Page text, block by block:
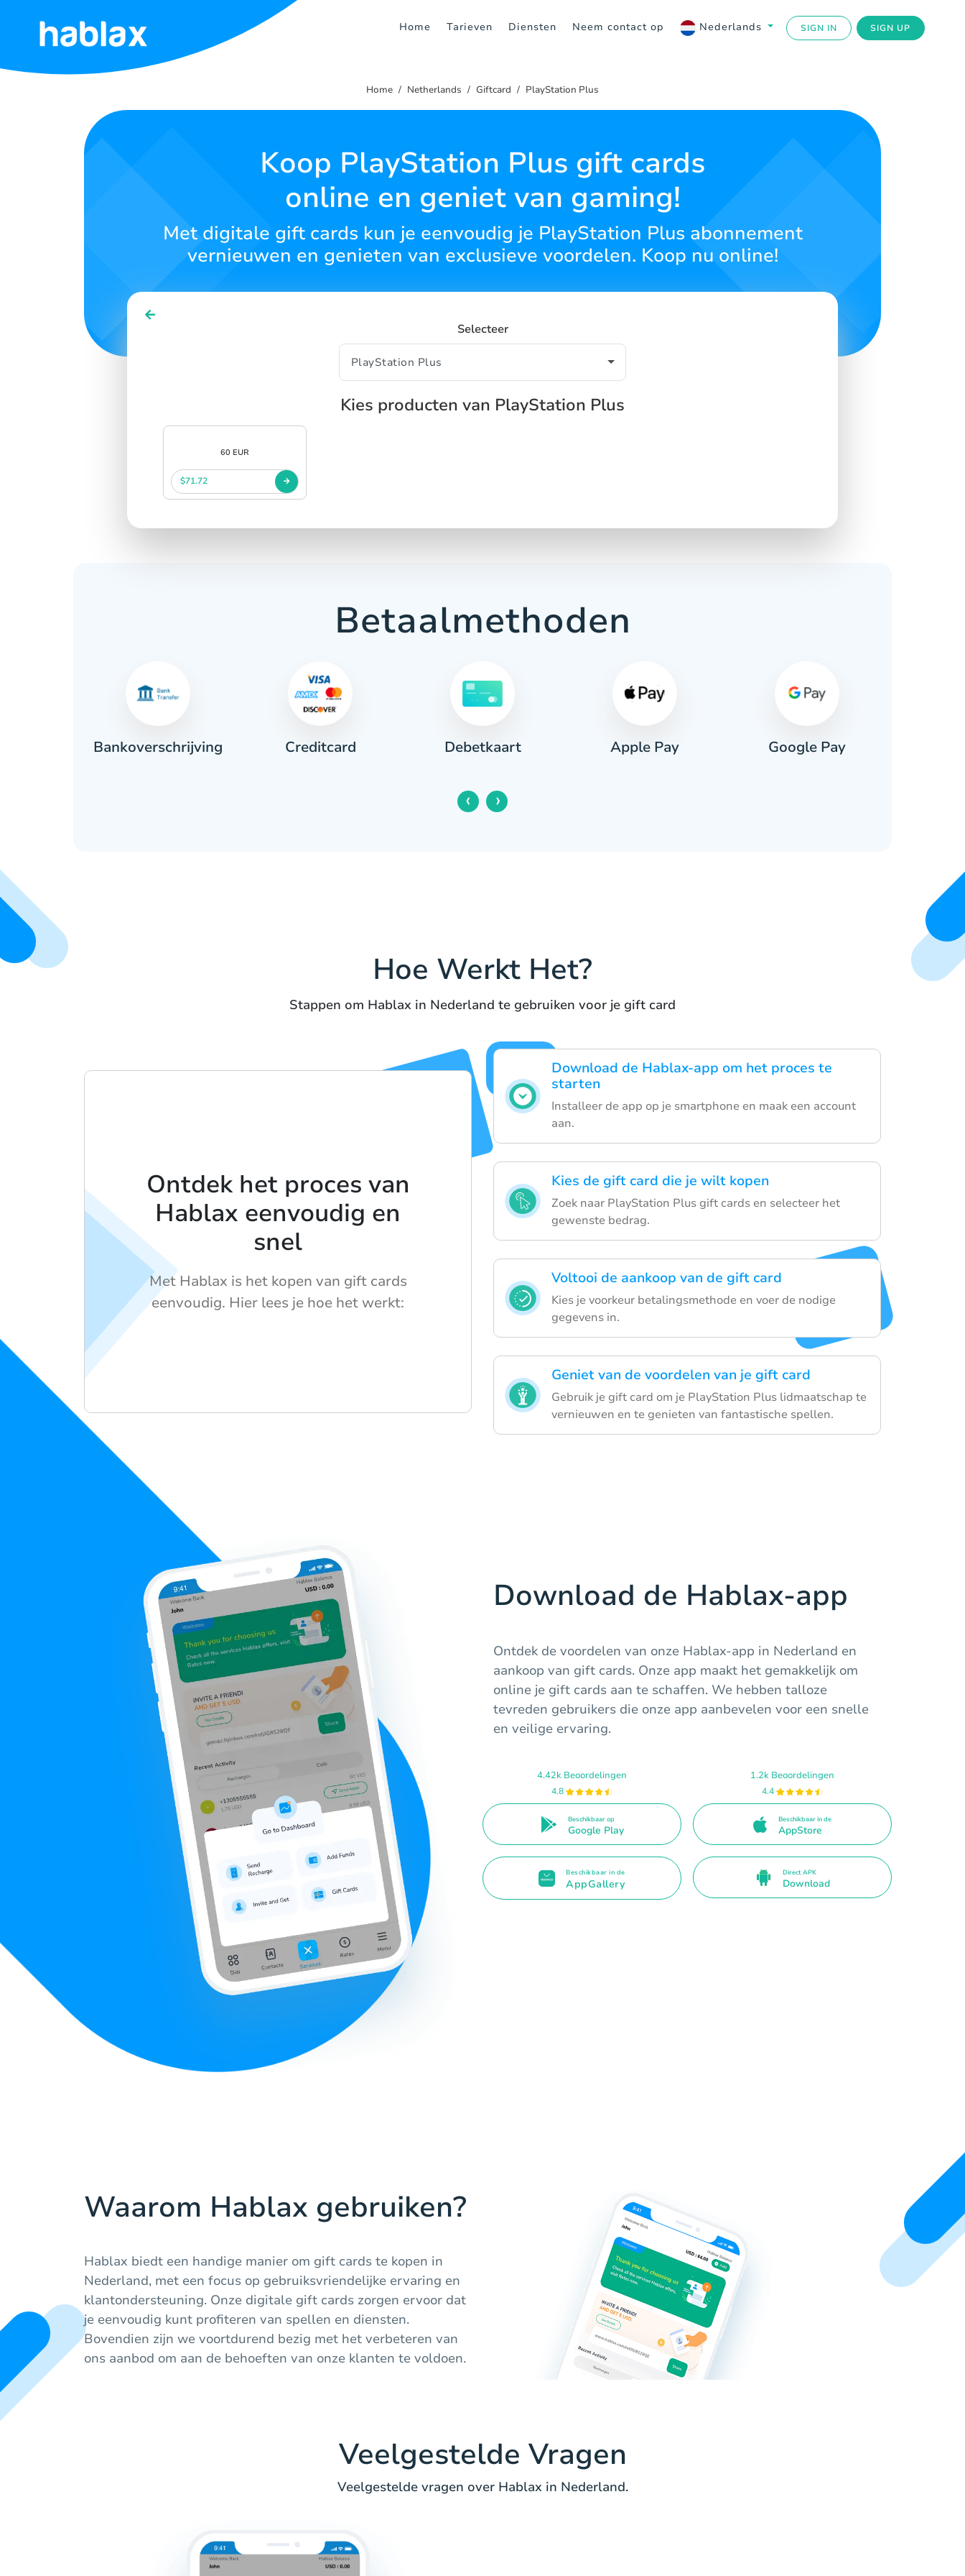
Home Tarieven Diensten Neem contact op Nederlands SIGN IN SIGN UP
Home
Home Netherlands Giftcard PlayStation Plus
Koop PlayStation Plus gift cards
online en geniet van gaming!
Met digitale gift cards kun je eenvoudig je PlayStation Plus abonnement
vernieuwen en genieten van exclusieve voordelen. Koop nu online!
Selecteer
Kies producten van PlayStation Plus
60 EUR
$71.72
Betaalmethoden
Bankoverschrijving Creditcard Debetkaart Apple Pay Google Pay
‹ ›
Hoe Werkt Het?
Stappen om Hablax in Nederland te gebruiken voor je gift card
Download de Hablax-app om het proces te
starten
Installeer de app op je smartphone en maak een account
aan.
Kies de gift card die je wilt kopen
Zoek naar PlayStation Plus gift cards en selecteer het
gewenste bedrag.
Voltooi de aankoop van de gift card
Kies je voorkeur betalingsmethode en voer de nodige
gegevens in.
Geniet van de voordelen van je gift card
Gebruik je gift card om je PlayStation Plus lidmaatschap te
vernieuwen en te genieten van fantastische spellen.
Ontdek het proces van
Hablax eenvoudig en
snel
Met Hablax is het kopen van gift cards
eenvoudig. Hier lees je hoe het werkt:
Download de Hablax-app
Ontdek de voordelen van onze Hablax-app in Nederland en
aankoop van gift cards. Onze app maakt het gemakkelijk om
online je gift cards aan te schaffen. We hebben talloze
tevreden gebruikers die onze app aanbevelen voor een snelle
en veilige ervaring.
4.42k Beoordelingen
4.8
Beschikbaar op
Google Play
1.2k Beoordelingen
4.4
Beschikbaar in de
AppStore
Beschikbaar in de
AppGallery
Direct APK
Download
Waarom Hablax gebruiken?
Hablax biedt een handige manier om gift cards te kopen in
Nederland, met een focus op gebruiksvriendelijke ervaring en
klantondersteuning. Onze digitale gift cards zorgen ervoor dat
je eenvoudig kunt profiteren van spellen en diensten.
Bovendien zijn we voortdurend bezig met het verbeteren van
ons aanbod om aan de behoeften van onze klanten te voldoen.
Veelgestelde Vragen
Veelgestelde vragen over Hablax in Nederland.